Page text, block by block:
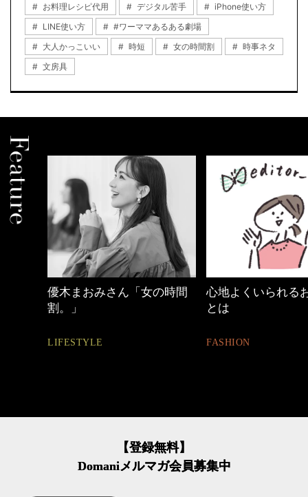
お料理レシピ代用
デジタル苦手
iPhone使い方
LINE使い方
#ワーママあるある劇場
大人かっこいい
時短 女の時間割
時事ネタ
文房具
心地よくいられるおしゃれ
とは
FASHION
働く女性のバッグ
【登録無料】
Domaniメルマガ会員募集中